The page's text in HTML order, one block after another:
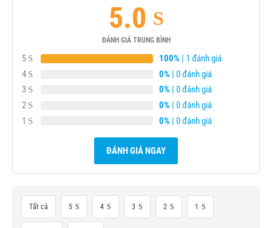
5.0
ĐÁNH GIÁ TRUNG BÌNH
5 100% | 1 đánh giá
4
0% | 0 đánh giá
3
0% | 0 đánh giá
2
0% | 0 đánh giá
1
0% | 0 đánh giá
ĐÁNH GIÁ NGAY
Tất cả 5 4 3 2 1